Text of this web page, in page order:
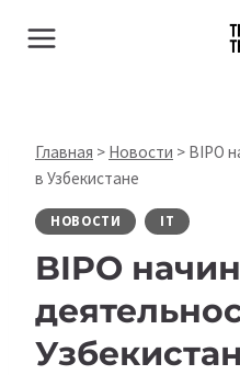
Главная > Новости > BIPO
в Узбекистане
НОВОСТИ IT
BIPO